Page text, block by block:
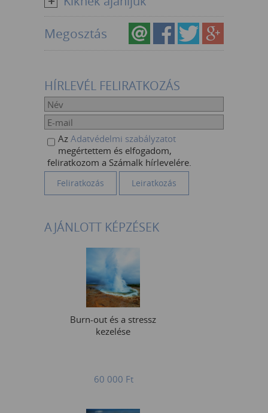
Megosztás
HÍRLEVÉL FELIRATKOZÁS
Az Adatvédelmi szabályzatot
megértettem és elfogadom,
feliratkozom a Számalk hírlevelére.
AJÁNLOTT KÉPZÉSEK
Burn-out és a stressz
kezelése
60 000 Ft